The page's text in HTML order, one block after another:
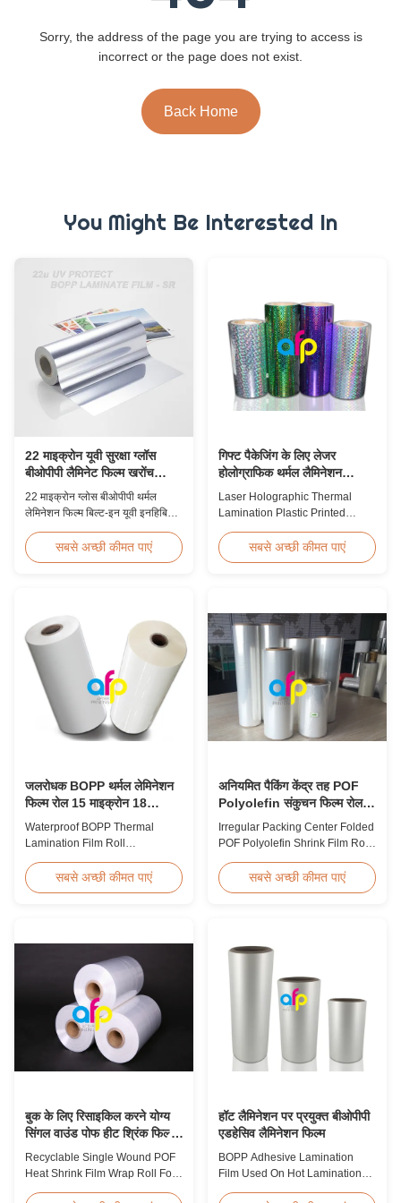
Sorry, the address of the page you are trying to access is
incorrect or the page does not exist.
Back Home
You Might Be Interested In
22 माइक्रोन यूवी सुरक्षा ग्लॉस
बीओपीपी लैमिनेट फिल्म खरोंच
प्रतिरोधी
22 माइक्रोन ग्लोस बीओपीपी थर्मल
लेमिनेशन फिल्म बिल्ट-इन यूवी इनहिबिटर,
चौड़ाई और ≥92% ऑप्टिकल स्पष्टता के
साथ, आउटडोर साइनेज, पोस्टर और
सबसे अच्छी कीमत पाएं
गिफ्ट पैकेजिंग के लिए लेजर
होलोग्राफिक थर्मल लैमिनेशन
प्लास्टिक प्रिंटेड मेटलाइज्ड फिल्म
Laser Holographic Thermal
Lamination Plastic Printed
Packaging Product Overview
Gift Packaging Film Laser
range of designs for wrapping
gifts. This laser holographic
lamination film makes
packaging ...
सबसे अच्छी कीमत पाएं
जलरोधक BOPP थर्मल लेमिनेशन
फिल्म रोल 15 माइक्रोन 18
माइक्रोन 20 माइक्रोन 23
माइक्रोन 25 माइक्रोन
Waterproof BOPP Thermal
Lamination Film Roll
Thermal Roll Laminating Film
Supplier As a professional
clients since 2008. We produce
high-quality roll laminating film
using 8 high...
सबसे अच्छी कीमत पाएं
अनियमित पैकिंग केंद्र तह POF
Polyolefin संकुचन फिल्म रोल
पैकेजिंग के लिए
Irregular Packing Center Folded
POF Polyolefin Shrink Film Roll
Irregular Packing Center Folded
POF Polyolefin Heat Shrink Film
Wrap FilmMaterial: PP +
PEShrinkage ratio: over
60%Thickness: 12.5micron ...
सबसे अच्छी कीमत पाएं
बुक के लिए रिसाइकिल करने योग्य
सिंगल वाउंड पोफ हीट श्रिंक फिल्म
रैप रोल
Recyclable Single Wound POF
Heat Shrink Film Wrap Roll For
हॉट लैमिनेशन पर प्रयुक्त बीओपीपी
एडहेसिव लैमिनेशन फिल्म
BOPP Adhesive Lamination
Film Used On Hot Lamination